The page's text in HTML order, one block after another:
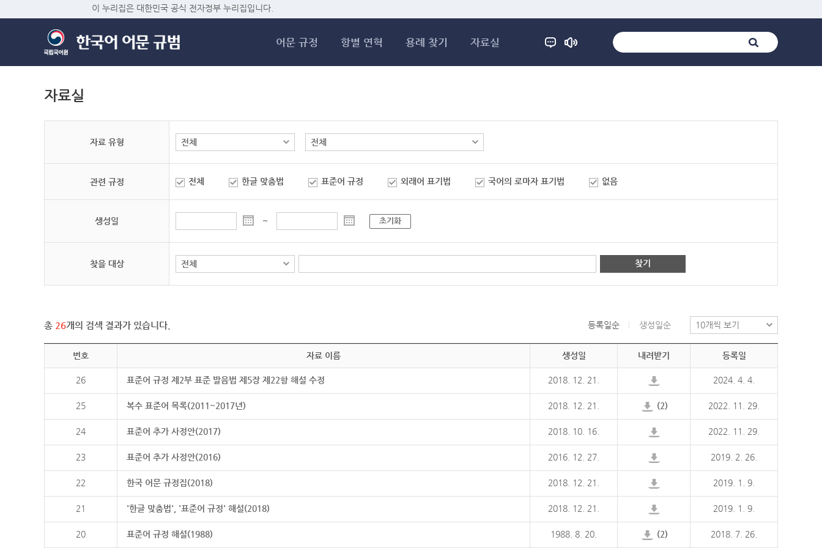
이 누리집은 대한민국 공식 전자정부 누리집입니다.
어문 규정 항별 연혁 용례 찾기 자료실
자료실
자료 유형
관련 규정 전체 한글 맞춤법 표준어 규정 외래어 표기법 국어의 로마자 표기법 없음
생성일 ~ 초기화
찾을 대상 찾기
총 26개의 검색 결과가 있습니다. 등록일순 생성일순
번호 자료 이름 생성일 내려받기 등록일
26 표준어 규정 제2부 표준 발음법 제5장 제22항 해설 수정 2018. 12. 21. 2024. 4. 4.
25 복수 표준어 목록(2011~2017년) 2018. 12. 21. (2) 2022. 11. 29.
24 표준어 추가 사정안(2017) 2018. 10. 16. 2022. 11. 29.
23 표준어 추가 사정안(2016) 2016. 12. 27. 2019. 2. 26.
22 한국 어문 규정집(2018) 2018. 12. 21. 2019. 1. 9.
21 '한글 맞춤법', '표준어 규정' 해설(2018) 2018. 12. 21. 2019. 1. 9.
20 표준어 규정 해설(1988) 1988. 8. 20. (2) 2018. 7. 26.